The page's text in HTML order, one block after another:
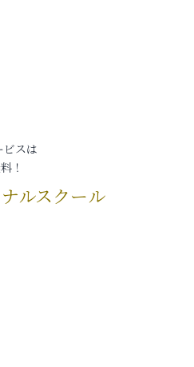
ビスは
！
ルスクール